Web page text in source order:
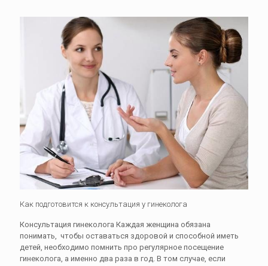
Как подготовится к консультация у гинеколога
Консультация гинеколога Каждая женщина обязана
понимать, чтобы оставаться здоровой и способной иметь
детей, необходимо помнить про регулярное посещение
гинеколога, а именно два раза в год. В том случае, если